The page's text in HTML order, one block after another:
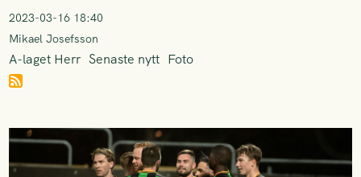
2023-03-16 18:40
Mikael Josefsson
A-laget Herr Senaste nytt Foto